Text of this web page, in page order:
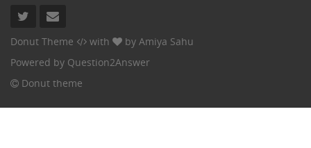
Donut Theme with by Amiya Sahu
Powered by Question2Answer
Donut theme